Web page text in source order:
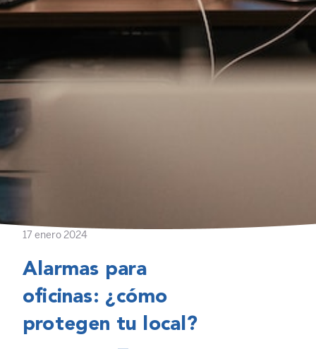
17 enero 2024
Alarmas para
oficinas: ¿cómo
protegen tu local?